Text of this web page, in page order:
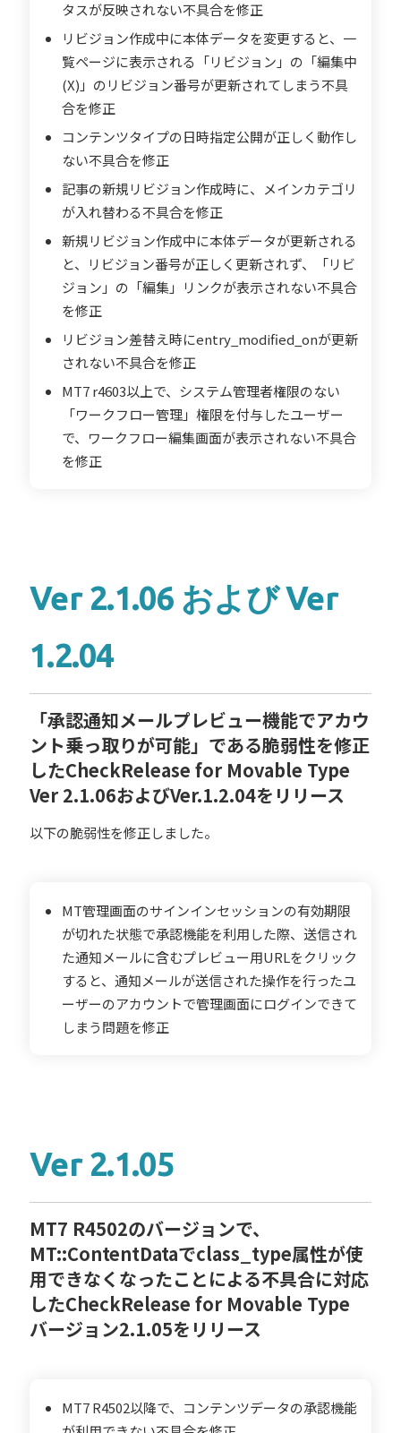
タスが反映されない不具合を修正
リビジョン作成中に本体データを変更すると、一
覧ページに表示される「リビジョン」の「編集中
(X)」のリビジョン番号が更新されてしまう不具
合を修正
コンテンツタイプの日時指定公開が正しく動作し
ない不具合を修正
記事の新規リビジョン作成時に、メインカテゴリ
が入れ替わる不具合を修正
新規リビジョン作成中に本体データが更新される
と、リビジョン番号が正しく更新されず、「リビ
ジョン」の「編集」リンクが表示されない不具合
を修正
リビジョン差替え時にentry_modified_onが更新
されない不具合を修正
MT7 r4603以上で、システム管理者権限のない
「ワークフロー管理」権限を付与したユーザー
で、ワークフロー編集画面が表示されない不具合
を修正
Ver 2.1.06 および Ver
1.2.04
「承認通知メールプレビュー機能でアカウ
ント乗っ取りが可能」である脆弱性を修正
したCheckRelease for Movable Type
Ver 2.1.06およびVer.1.2.04をリリース
以下の脆弱性を修正しました。
MT管理画面のサインインセッションの有効期限
が切れた状態で承認機能を利用した際、送信され
た通知メールに含むプレビュー用URLをクリック
すると、通知メールが送信された操作を行ったユ
ーザーのアカウントで管理画面にログインできて
しまう問題を修正
Ver 2.1.05
MT7 R4502のバージョンで、
MT::ContentDataでclass_type属性が使
用できなくなったことによる不具合に対応
したCheckRelease for Movable Type
バージョン2.1.05をリリース
MT7 R4502以降で、コンテンツデータの承認機能